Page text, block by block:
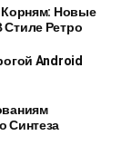
Корням: Новые
Ретро
Android
Синтеза